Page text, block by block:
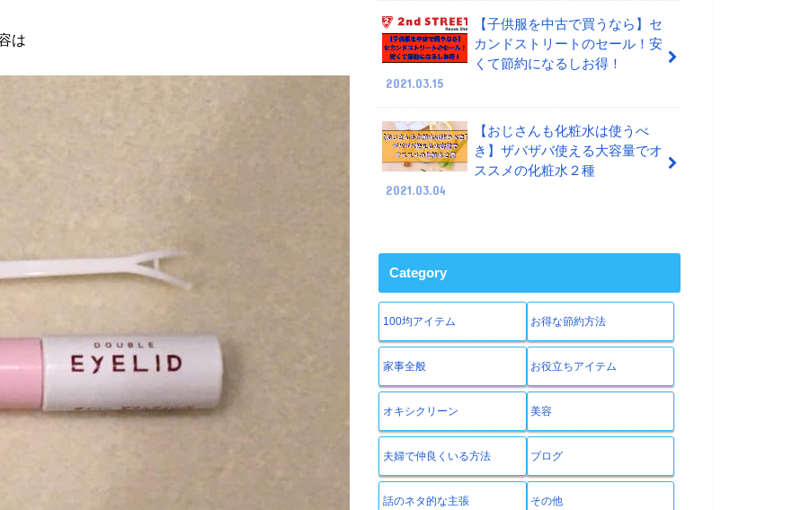
は
【子供服を中古で買うなら】セ
カンドストリートのセール！安
くて節約になるしお得！
2021.03.15
【おじさんも化粧水は使うべ
き】ザバザバ使える大容量でオ
ススメの化粧水２種
2021.03.04
Category
100均アイテム お得な節約方法
家事全般 お役立ちアイテム
オキシクリーン 美容
夫婦で仲良くいる方法 ブログ
話のネタ的な主張 その他